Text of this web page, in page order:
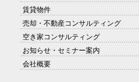
賃貸物件
売却・不動産コンサルティング
空き家コンサルティング
お知らせ・セミナー案内
会社概要